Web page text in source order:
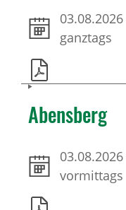
03.08.2026
ganztags
Abensberg
03.08.2026
vormittags